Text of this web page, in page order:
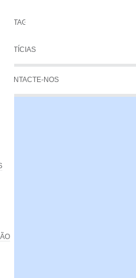
LISTAGEM
NOTÍCIAS
CONTACTE-NOS